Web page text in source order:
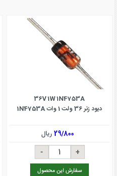
36V 1W 1N4753A
دیود زنر 36 ولت 1 وات 1N4753A
29/800ریال
سفارش این محصول